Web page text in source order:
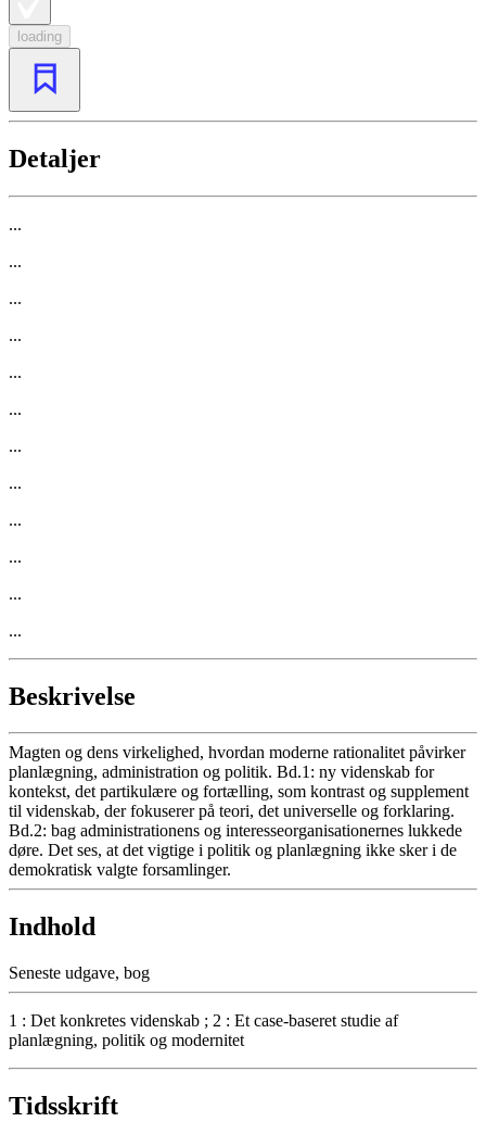
loading
Detaljer
...
...
...
...
...
...
...
...
...
...
...
...
Beskrivelse
Magten og dens virkelighed, hvordan moderne rationalitet påvirker
planlægning, administration og politik. Bd.1: ny videnskab for
kontekst, det partikulære og fortælling, som kontrast og supplement
til videnskab, der fokuserer på teori, det universelle og forklaring.
Bd.2: bag administrationens og interesseorganisationernes lukkede
døre. Det ses, at det vigtige i politik og planlægning ikke sker i de
demokratisk valgte forsamlinger.
Indhold
Seneste udgave, bog
1 : Det konkretes videnskab ; 2 : Et case-baseret studie af
planlægning, politik og modernitet
Tidsskrift